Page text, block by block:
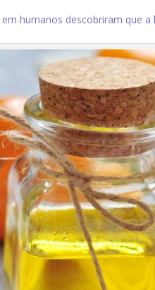
humanos descobriram que